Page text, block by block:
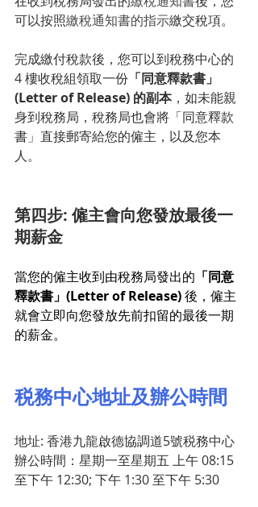
可以按照繳稅通知書的指示繳交稅項。
完成繳付稅款後，您可以到稅務中心的
4 樓收稅組領取一份 「同意釋款書」
(Letter of Release) 的副本，如未能親
身到稅務局，稅務局也會將「同意釋款
書」直接郵寄給您的僱主，以及您本
人。
第四步: 僱主會向您發放最後一
期薪金
當您的僱主收到由稅務局發出的 「同意
釋款書」(Letter of Release) 後，僱主
就會立即向您發放先前扣留的最後一期
的薪金。
税務中心地址及辦公時間
地址: 香港九龍啟德協調道5號税務中心
辦公時間：星期一至星期五 上午 08:15
至下午 12:30; 下午 1:30 至下午 5:30